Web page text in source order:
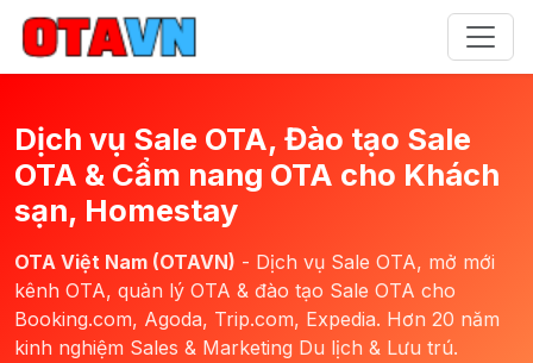
Dịch vụ Sale OTA, Đào tạo Sale
OTA & Cẩm nang OTA cho Khách
sạn, Homestay
OTA Việt Nam (OTAVN) - Dịch vụ Sale OTA, mở mới
kênh OTA, quản lý OTA & đào tạo Sale OTA cho
Booking.com, Agoda, Trip.com, Expedia. Hơn 20 năm
kinh nghiệm Sales & Marketing Du lịch & Lưu trú.